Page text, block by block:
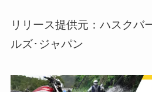
リリース提供元：ハスクバ
ルズ･ジャパン